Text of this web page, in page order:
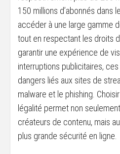
150 millions d’abonnés dans
accéder à une large gamme
tout en respectant les droits
garantir une expérience de
interruptions publicitaires,
dangers liés aux sites de
malware et le phishing.
légalité permet non
créateurs de contenu, mais
plus grande sécurité en ligne.